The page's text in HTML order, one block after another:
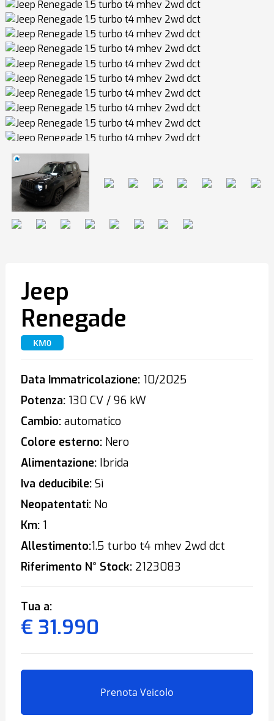
Jeep
Renegade
KM0
Data Immatricolazione:10/2025
Potenza:130 CV / 96 kW
Cambio:automatico
Colore esterno:Nero
Alimentazione:Ibrida
Iva deducibile:Sì
Neopatentati:No
Km:1
Allestimento:1.5 turbo t4 mhev 2wd dct
Riferimento N° Stock:2123083
Tua a:
€ 31.990
Prenota Veicolo